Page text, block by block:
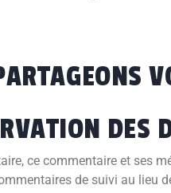
DES
ce commentaire et ses
de suivi au lieu